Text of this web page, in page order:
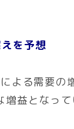
を予想
よる需要の
益となって